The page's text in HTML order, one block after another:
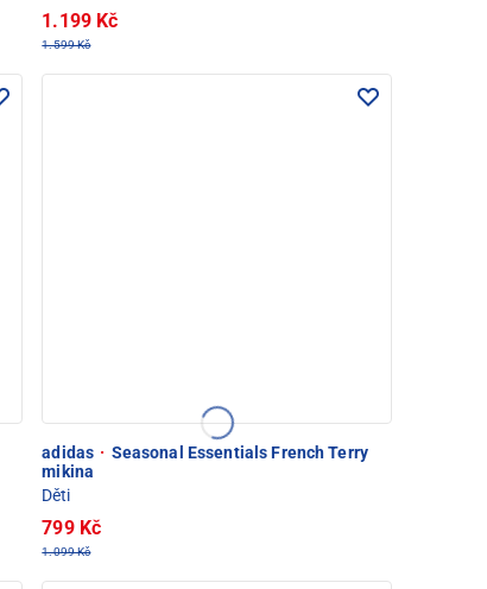
1.199 Kč
1.599 Kč
adidas · Seasonal Essentials French Terry
mikina
Děti
799 Kč
1.099 Kč